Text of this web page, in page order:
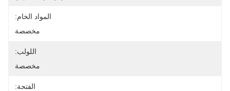
المواد الخام:
مخصصة
اللولب:
مخصصة
الفتحة: